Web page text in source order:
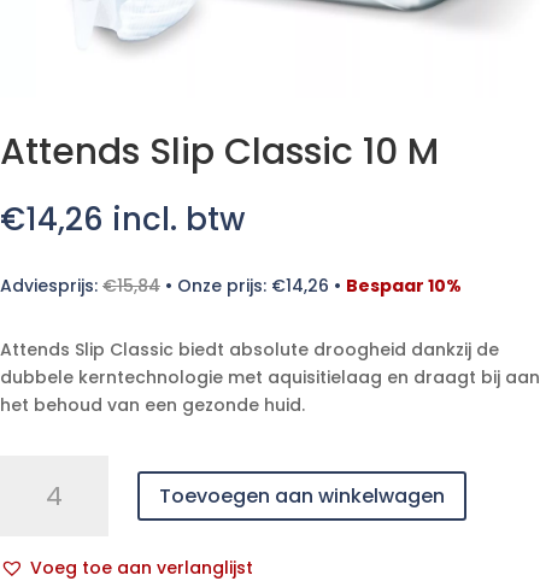
Attends Slip Classic 10 M
€14,26 incl. btw
Adviesprijs: €15,84 • Onze prijs: €14,26 • Bespaar 10%
Attends Slip Classic biedt absolute droogheid dankzij de
dubbele kerntechnologie met aquisitielaag en draagt bij aan
het behoud van een gezonde huid.
M
Toevoegen aan winkelwagen
Voeg toe aan verlanglijst